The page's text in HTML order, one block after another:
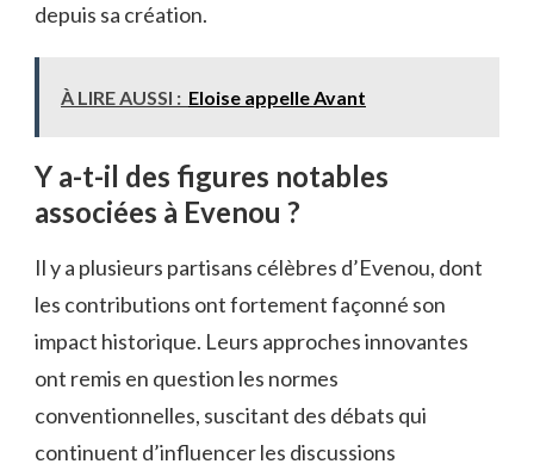
depuis sa création.
À LIRE AUSSI : Eloise appelle Avant
Y a-t-il des figures notables
associées à Evenou ?
Il y a plusieurs partisans célèbres d’Evenou, dont
les contributions ont fortement façonné son
impact historique. Leurs approches innovantes
ont remis en question les normes
conventionnelles, suscitant des débats qui
continuent d’influencer les discussions